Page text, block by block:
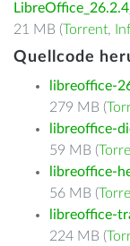
21 MB (Torrent,
Quellcode
libreoffice-
279 MB (
libreoffice-
59 MB (
libreoffice-
56 MB (
libreoffice-
224 MB (